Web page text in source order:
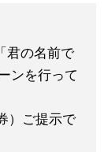
君の名前で
ンを行って
）ご提示で